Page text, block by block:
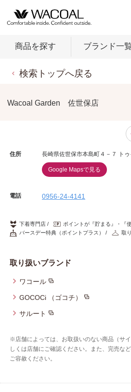
商品を探す ブランド一
店舗検索
ワコールウェブストア
公式アプリ
ニュース＆トピックス
企業情報
検索トップへ戻る
Wacoal Garden 佐世保店
住所 長崎県佐世保市本島町４－７ ト
Google Mapsで見る
電話 0956-24-4141
下着専門店
ポイントが『貯まる』・『使
バースデー特典（ポイントプラス）
取
取り扱いブランド
ワコール
GOCOCi （ゴコチ）
サルート
※店舗によっては、お取扱いのない商品（サ
しくは店舗にご確認ください。また、完売な
ご容赦ください。